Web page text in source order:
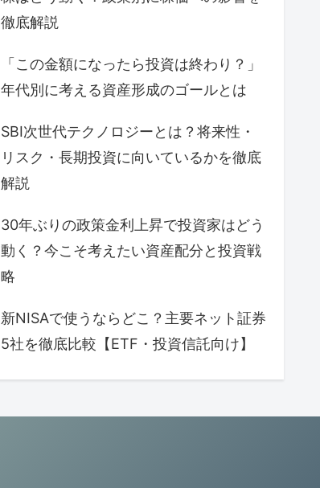
徹底解説
「この金額になったら投資は終わり？」
年代別に考える資産形成のゴールとは
SBI次世代テクノロジーとは？将来性・
リスク・長期投資に向いているかを徹底
解説
30年ぶりの政策金利上昇で投資家はどう
動く？今こそ考えたい資産配分と投資戦
略
新NISAで使うならどこ？主要ネット証券
5社を徹底比較【ETF・投資信託向け】